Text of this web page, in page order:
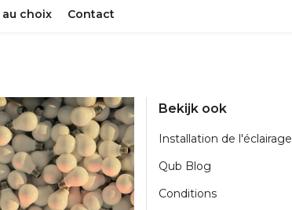
au choix Contact
Bekijk ook
Installation de l'éclairage
Qub Blog
Conditions